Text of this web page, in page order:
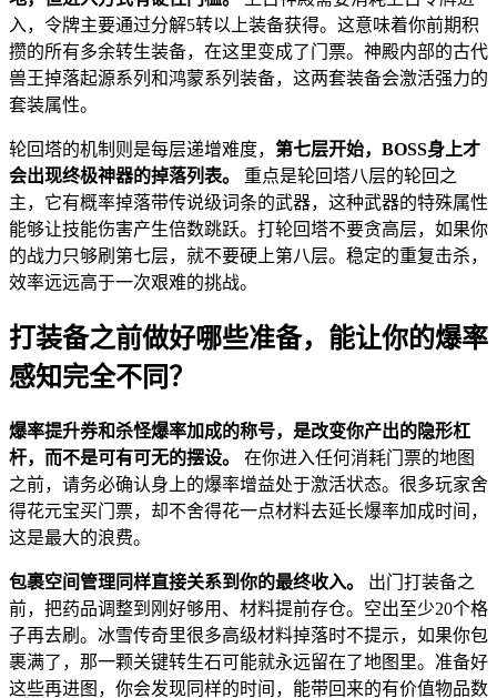
入，令牌主要通过分解5转以上装备获得。这意味着你前期积
攒的所有多余转生装备，在这里变成了门票。神殿内部的古代
兽王掉落起源系列和鸿蒙系列装备，这两套装备会激活强力的
套装属性。
轮回塔的机制则是每层递增难度， 第七层开始，BOSS身上才
会出现终极神器的掉落列表。
重点是轮回塔八层的轮回之
主，它有概率掉落带传说级词条的武器，这种武器的特殊属性
能够让技能伤害产生倍数跳跃。打轮回塔不要贪高层，如果你
的战力只够刷第七层，就不要硬上第八层。稳定的重复击杀，
效率远远高于一次艰难的挑战。
打装备之前做好哪些准备，能让你的爆率
感知完全不同？
爆率提升券和杀怪爆率加成的称号，是改变你产出的隐形杠
杆，而不是可有可无的摆设。
在你进入任何消耗门票的地图
之前，请务必确认身上的爆率增益处于激活状态。很多玩家舍
得花元宝买门票，却不舍得花一点材料去延长爆率加成时间，
这是最大的浪费。
包裹空间管理同样直接关系到你的最终收入。
出门打装备之
前，把药品调整到刚好够用、材料提前存仓。空出至少20个格
子再去刷。冰雪传奇里很多高级材料掉落时不提示，如果你包
裹满了，那一颗关键转生石可能就永远留在了地图里。准备好
这些再进图，你会发现同样的时间，能带回来的有价值物品数